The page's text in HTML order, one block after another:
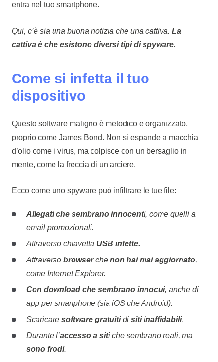
entra nel tuo smartphone.
Qui, c’è sia una buona notizia che una cattiva. La
cattiva è che esistono diversi tipi di spyware.
Come si infetta il tuo
dispositivo
Questo software maligno è metodico e organizzato,
proprio come James Bond. Non si espande a macchia
d’olio come i virus, ma colpisce con un bersaglio in
mente, come la freccia di un arciere.
Ecco come uno spyware può infiltrare le tue file:
Allegati che sembrano innocenti, come quelli a
email promozionali.
Attraverso chiavetta USB infette.
Attraverso browserche non hai mai aggiornato,
come Internet Explorer.
Con download che sembrano innocui, anche di
app per smartphone (sia iOS che Android).
Scaricare software gratuitidi siti inaffidabili.
Durante l’accesso a sitiche sembrano reali, ma
sono frodi.